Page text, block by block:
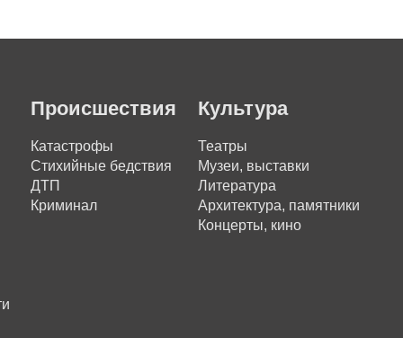
Происшествия
Катастрофы
Стихийные бедствия
ДТП
Криминал
Культура
Театры
Музеи, выставки
Литература
Архитектура, памятники
Концерты, кино